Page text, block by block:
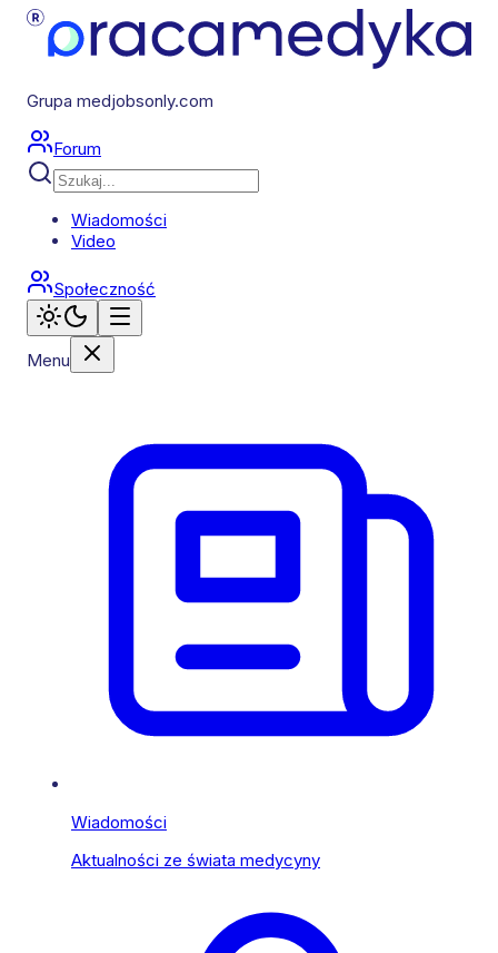
Grupa medjobsonly.com
Forum
Wiadomości
Video
Społeczność
Menu
Wiadomości
Aktualności ze świata medycyny